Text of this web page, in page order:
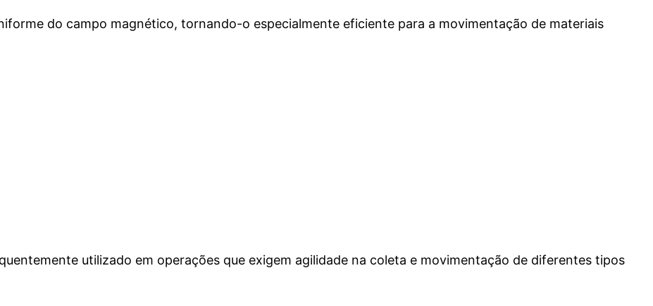
do campo magnético, tornando-o especialmente eficiente para a movimentação de materiais
utilizado em operações que exigem agilidade na coleta e movimentação de diferentes tipos